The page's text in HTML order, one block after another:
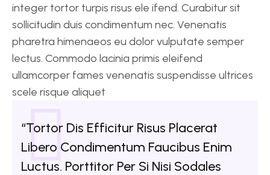
integer tortor turpis risus ele ifend. Curabitur sit
sollicitudin duis condimentum nec. Venenatis
pharetra himenaeos eu dolor vulputate semper
lectus. Commodo lacinia primis eleifend
ullamcorper fames venenatis suspendisse ultrices
scele risque aliquet
“Tortor Dis Efficitur Risus Placerat
Libero Condimentum Faucibus Enim
Luctus. Porttitor Per Si Nisi Sodales